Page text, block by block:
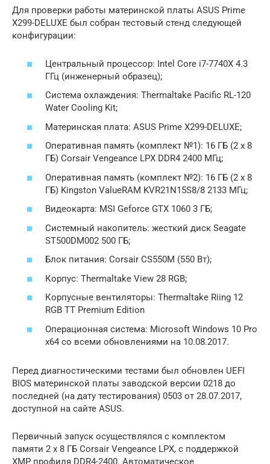
Для проверки работы материнской платы ASUS Prime
X299-DELUXE был собран тестовый стенд следующей
конфигурации:
Центральный процессор: Intel Core i7-7740X 4.3
ГГц (инженерный образец);
Система охлаждения: Thermaltake Pacific RL-120
Water Cooling Kit;
Материнская плата: ASUS Prime X299-DELUXE;
Оперативная память (комплект №1): 16 ГБ (2 x 8
ГБ) Corsair Vengeance LPX DDR4 2400 МГц;
Оперативная память (комплект №2): 16 ГБ (2 x 8
ГБ) Kingston ValueRAM KVR21N15S8/8 2133 МГц;
Видеокарта: MSI Geforce GTX 1060 3 ГБ;
Системный накопитель: жесткий диск Seagate
ST500DM002 500 ГБ;
Блок питания: Corsair CS550M (550 Вт);
Корпус: Thermaltake View 28 RGB;
Корпусные вентиляторы: Thermaltake Riing 12
RGB TT Premium Edition
Операционная система: Microsoft Windows 10 Pro
x64 со всеми обновлениями на 10.08.2017.
Перед диагностическими тестами был обновлен UEFI
BIOS материнской платы заводской версии 0218 до
последней (на дату тестирования) 0503 от 28.07.2017,
доступной на сайте ASUS.
Первичный запуск осуществлялся с комплектом
памяти 2 x 8 ГБ Corsair Vengeance LPX, с поддержкой
XMP профиля DDR4-2400. Автоматическое